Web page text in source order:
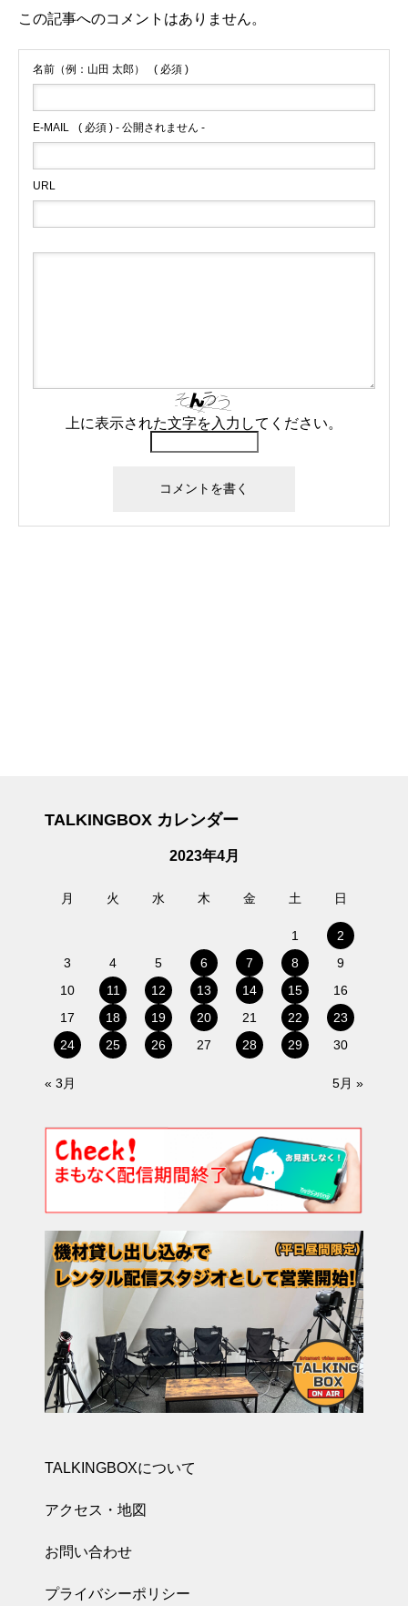
この記事へのコメントはありません。
名前（例：山田 太郎） ( 必須 )
E-MAIL ( 必須 ) - 公開されません -
URL
上に表示された文字を入力してください。
TALKINGBOX カレンダー
2023年4月
月 火 水 木 金 土 日
1
2
3
4 5 6 7 8
9
10
11 12 13 14 15
16
17
18 19 20 21 22
23
24
25 26 27 28 29 30
« 3月 5月 »
TALKINGBOXについて
アクセス・地図
お問い合わせ
プライバシーポリシー